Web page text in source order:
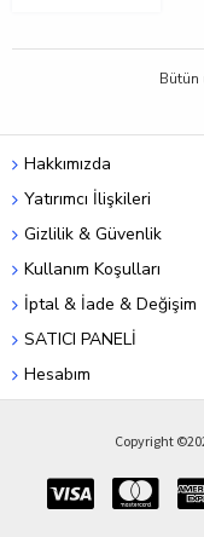
Bütün
Hakkımızda
Yatırımcı İlişkileri
Gizlilik & Güvenlik
Kullanım Koşulları
İptal & İade & Değişim
SATICI PANELİ
Hesabım
Copyright